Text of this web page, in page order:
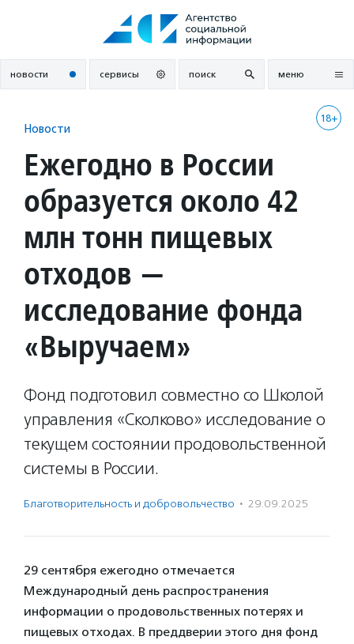
новости сервисы поиск меню
18+
Новости
Ежегодно в России
образуется около 42
млн тонн пищевых
отходов —
исследование фонда
«Выручаем»
Фонд подготовил совместно со Школой
управления «Сколково» исследование о
текущем состоянии продовольственной
системы в России.
Благотвори­тель­ность и доброволь­чест­во · 29.09.2025
29 сентября ежегодно отмечается
Международный день распространения
информации о продовольственных потерях и
пищевых отходах. В преддверии этого дня фонд